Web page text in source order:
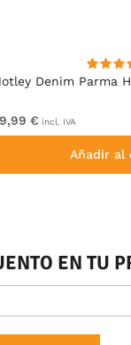
Denim Parma
€ incl. IVA
Añadir al
EN TU